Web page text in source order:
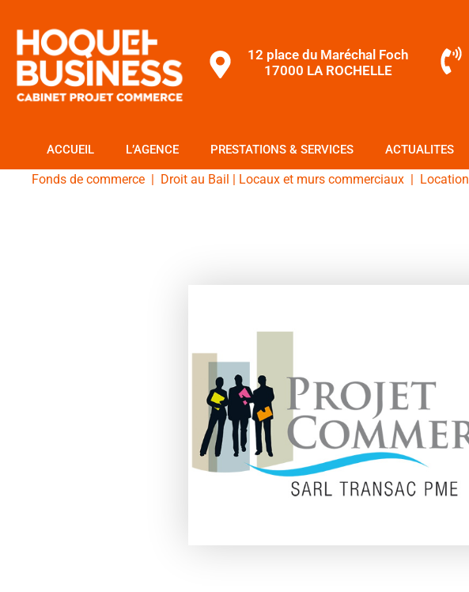
12 place du Maréchal Foch
17000 LA ROCHELLE
ACCUEIL L’AGENCE PRESTATIONS & SERVICES ACTUALITES
Fonds de commerce | Droit au Bail | Locaux et murs commerciaux | Location